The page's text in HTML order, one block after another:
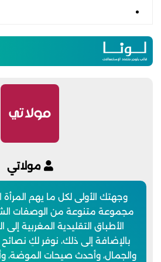
مولاتي
وجهتك الأولى لكل ما يهم
مجموعة متنوعة من الوصفات
الأطباق التقليدية المغربية إلى
بالإضافة إلى ذلك، نوفر لكِ
والجمال، وأحدث صيحات الموضة،